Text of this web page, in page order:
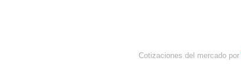
Cotizaciones del mercado por